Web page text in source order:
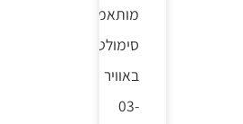
מותאמים.
סימולטני
באוויר
03-